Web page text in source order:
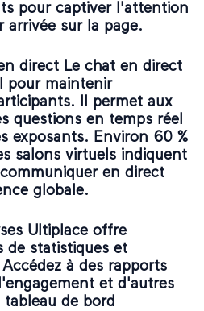
pour captiver l'attention
arrivée sur la page.
direct Le chat en direct
pour maintenir
Il permet aux
questions en temps réel
exposants. Environ 60 %
salons virtuels indiquent
en direct
globale.
Ultiplace offre
de statistiques et
à des rapports
et d'autres
de bord